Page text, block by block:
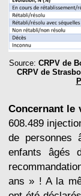
Source: CRPV de
CRPV de
Concernant le
608.489
de personnes
enfants âgés
ans » ! A la